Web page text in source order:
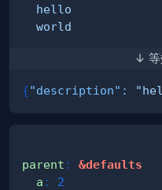
  world
↓ 等
{"description" :
parent :
&defaults
a :
2